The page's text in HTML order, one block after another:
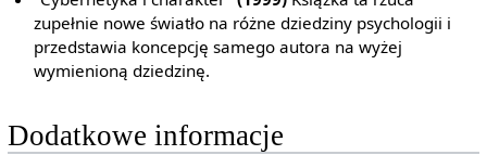
zupełnie nowe światło na różne dziedziny psychologii i
przedstawia koncepcję samego autora na wyżej
wymienioną dziedzinę.
Dodatkowe informacje